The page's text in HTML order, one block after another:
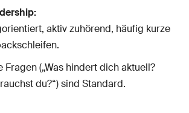
aktiv zuhörend, häufig kurze
Fragen („Was hindert dich aktuell?
du?“) sind Standard.